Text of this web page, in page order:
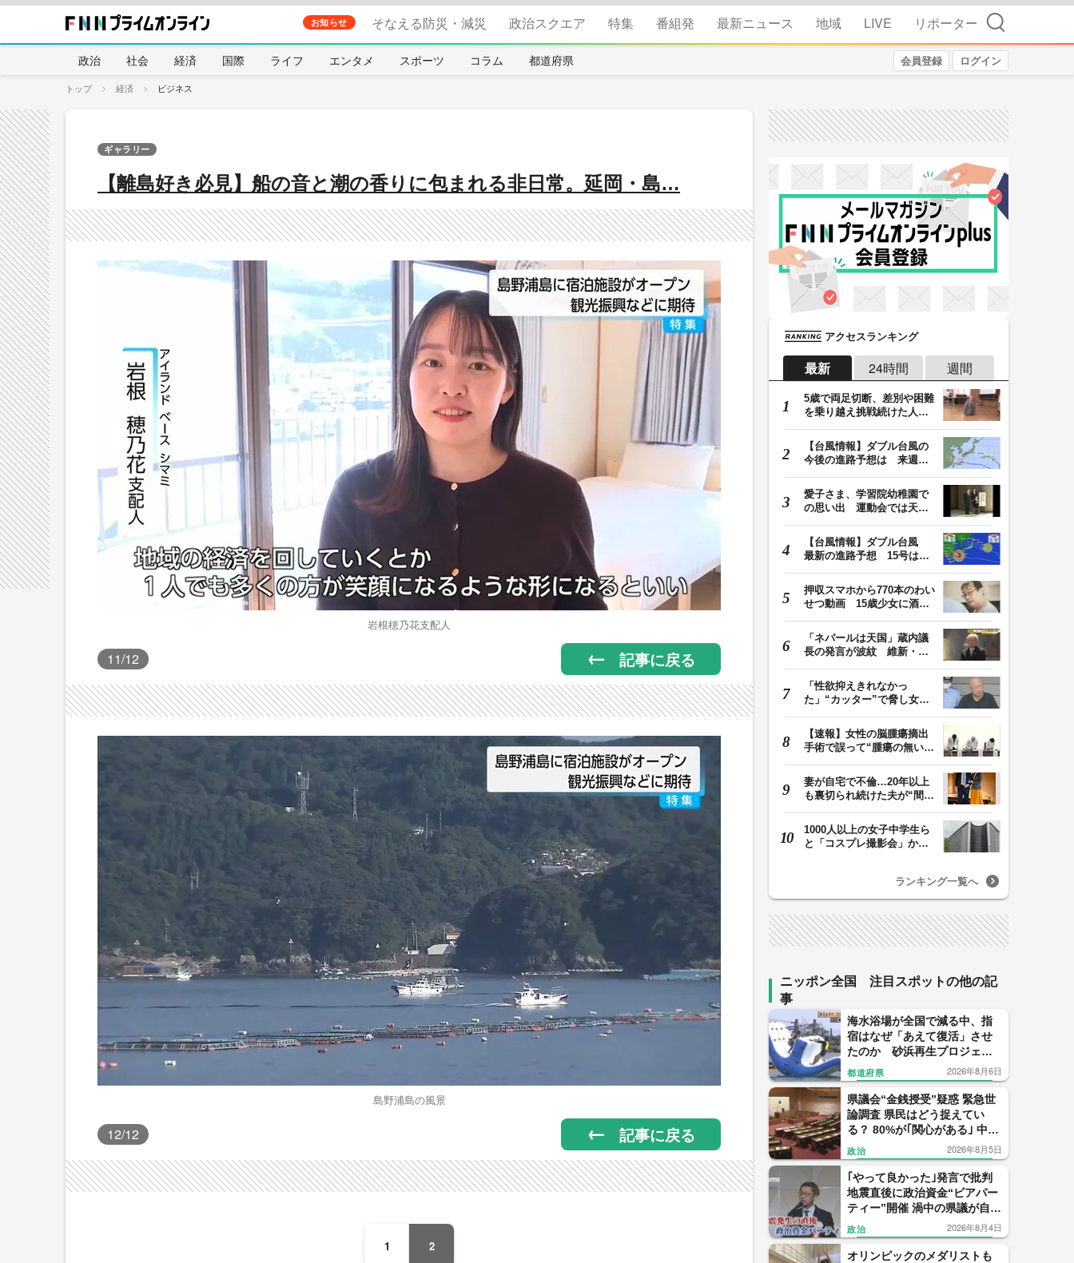
お知らせ そなえる防災・減災 政治スクエア 特集 番組発 最新ニュース 地域 LIVE リポーター 検索
政治 社会 経済 国際 ライフ エンタメ スポーツ コラム 都道府県 会員登録 ログイン
トップ 経済 ビジネス
【離島好き必見】船の音と潮の香りに包まれる非日常。延岡・島…
ギャラリー
岩根穂乃花支配人
11/12 記事に戻る
島野浦島の風景
12/12 記事に戻る
1 2
アクセスランキング
最新 24時間 週間
5歳で両足切断、差別や困難
を乗り越え挑戦続けた人
【台風情報】ダブル台風の
今後の進路予想は 来週、
愛子さま、学習院幼稚園で
の思い出 運動会では天皇
【台風情報】ダブル台風
最新の進路予想 15号は北
押収スマホから770本のわい
せつ動画 15歳少女に酒と
「ネパールは天国」蔵内議
長の発言が波紋 維新・吉
「性欲抑えきれなかっ
た」“カッター”で脅し女子
【速報】女性の脳腫瘍摘出
手術で誤って“腫瘍の無い部
妻が自宅で不倫…20年以上
も裏切られ続けた夫が“間
1000人以上の女子中学生ら
と「コスプレ撮影会」か
ランキング一覧へ
ニッポン全国 注目スポットの他の記
事
海水浴場が全国で減る中、指
宿はなぜ「あえて復活」させ
たのか 砂浜再生プロジェク
トの舞台裏
都道府県 2026年8月6日
県議会“金銭授受”疑惑 緊急世
論調査 県民はどう捉えてい
る？ 80%が｢関心がある｣ 中尾
元県議の会見 信用したのは僅
か1% 【福岡発】
政治 2026年8月5日
｢やって良かった｣発言で批判
地震直後に政治資金“ビアパー
ティー”開催 渦中の県議が自民
党県議団トップを辞任表明
【福岡発】
政治 2026年8月4日
オリンピックのメダリストも